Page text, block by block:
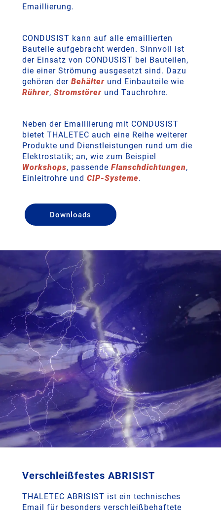
Emaillierung.
CONDUSIST kann auf alle emaillierten
Bauteile aufgebracht werden. Sinnvoll ist
der Einsatz von CONDUSIST bei Bauteilen,
die einer Strömung ausgesetzt sind. Dazu
gehören der Behälter und Einbauteile wie
Rührer, Stromstörer und Tauchrohre.
Neben der Emaillierung mit CONDUSIST
bietet THALETEC auch eine Reihe weiterer
Produkte und Dienstleistungen rund um die
Elektrostatik; an, wie zum Beispiel
Workshops, passende Flanschdichtungen,
Einleitrohre und CIP-Systeme.
Downloads
Verschleißfestes ABRISIST
THALETEC ABRISIST ist ein technisches
Email für besonders verschleißbehaftete